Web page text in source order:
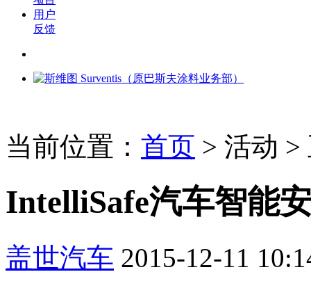
用户
反馈
当前位置： 首页 > 活动 >
IntelliSafe汽车智能
盖世汽车 2015-12-11